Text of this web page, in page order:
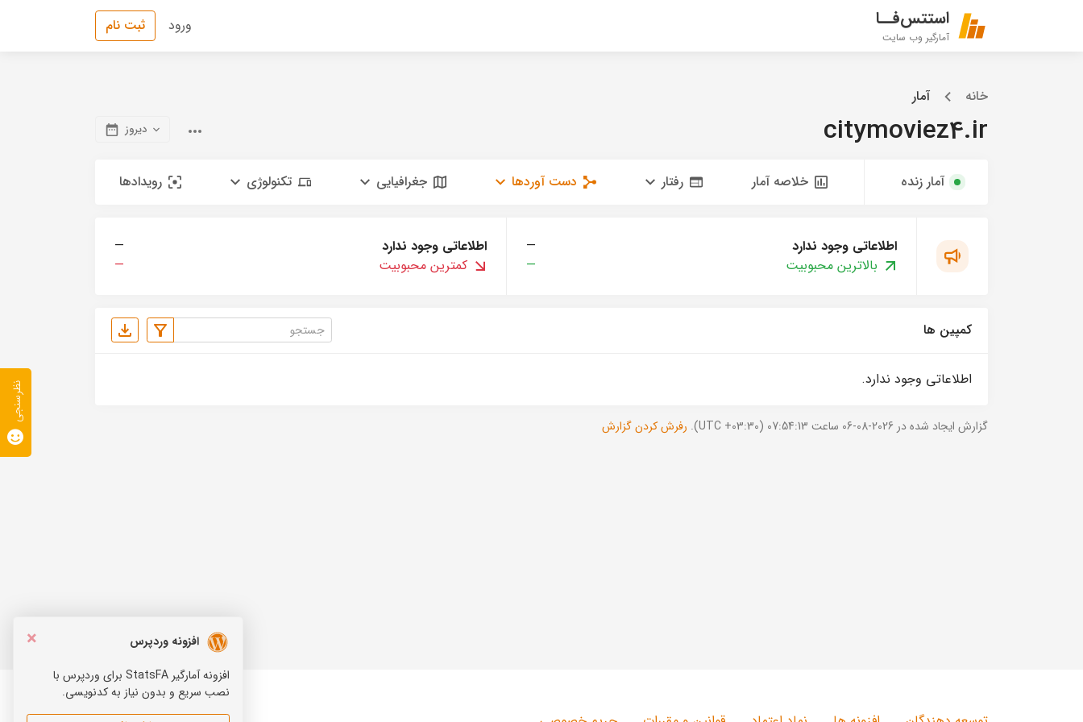
استتس‌فــا
آمارگیر وب سایت
ورود ثبت نام
خانه آمار
citymoviez4.ir دیروز
آمار زنده خلاصه آمار رفتار دست آوردها جغرافیایی تکنولوژی رویدادها
اطلاعاتی وجود ندارد
—
بالاترین محبوبیت
—
اطلاعاتی وجود ندارد
—
کمترین محبوبیت
—
کمپین ها
اطلاعاتی وجود ندارد.
گزارش ایجاد شده در 2026-08-06 ساعت 07:54:13 (UTC +03:30). رفرش کردن گزارش
×
افزونه وردپرس
افزونه آمارگیر StatsFA برای وردپرس با
نصب سریع و بدون نیاز به کدنویسی.
نظرسنجی